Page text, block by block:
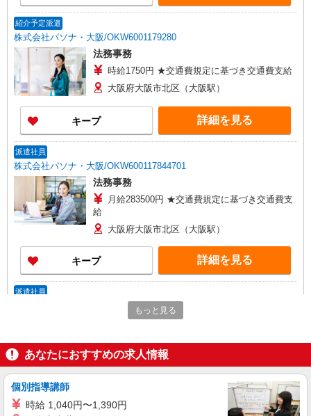
紹介予定派遣
株式会社パソナ・大阪/OKW6001179280
法務事務
時給1750円 ★交通費規定に基づき交通費支給
大阪府大阪市北区（大阪駅）
キープ 詳細を見る
派遣社員
株式会社パソナ・大阪/OKW600117844701
法務事務
月給283500円 ★交通費規定に基づき交通費支
給
大阪府大阪市北区（大阪駅）
キープ 詳細を見る
派遣社員
株式会社パソナ・大阪/OKW6001178447
法務事務
給
大阪府大阪市北区（大阪駅）
キープ 詳細を見る
もっと見る
あなたにおすすめの求人情報
個別指導講師
時給 1,040円〜1,390円